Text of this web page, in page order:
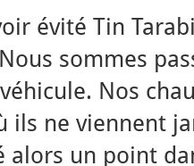
évité Tin
sommes
Nos
ils ne viennent
alors un point